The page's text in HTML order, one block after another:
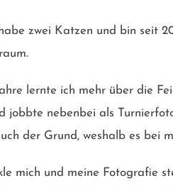
zwei Katzen und bin seit
lernte ich mehr über die
jobbte nebenbei als
der Grund, weshalb es bei
mich und meine Fotografie